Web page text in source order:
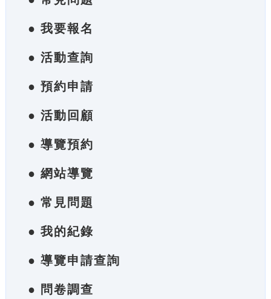
● 我要報名
● 活動查詢
● 預約申請
● 活動回顧
● 導覽預約
● 網站導覽
● 常見問題
● 我的紀錄
● 導覽申請查詢
● 問卷調查